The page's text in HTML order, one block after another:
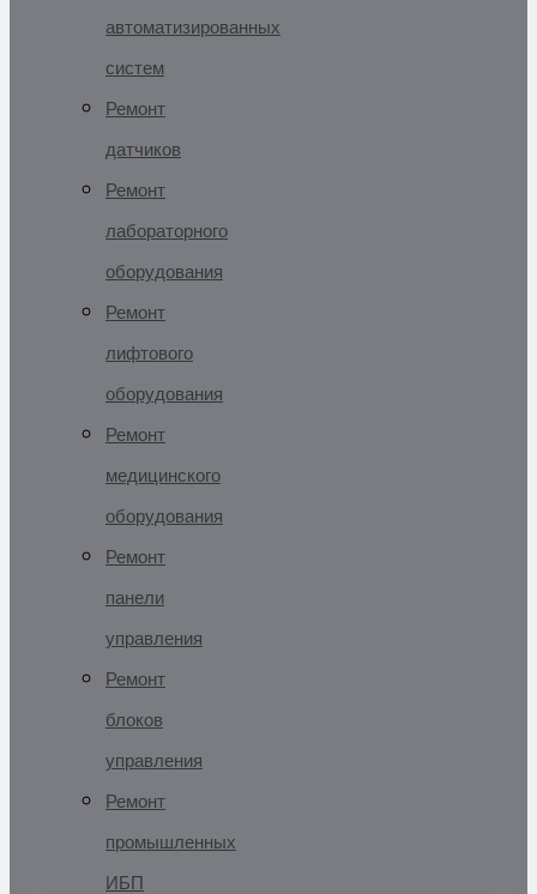
автоматизированных
систем
Ремонт
датчиков
Ремонт
лабораторного
оборудования
Ремонт
лифтового
оборудования
Ремонт
медицинского
оборудования
Ремонт
панели
управления
Ремонт
блоков
управления
Ремонт
промышленных
ИБП